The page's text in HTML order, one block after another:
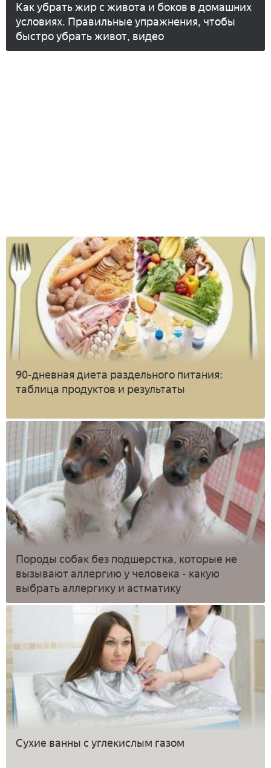
Как убрать жир с живота и боков в домашних
условиях. Правильные упражнения, чтобы
быстро убрать живот, видео
90-дневная диета раздельного питания:
таблица продуктов и результаты
Породы собак без подшерстка, которые не
вызывают аллергию у человека - какую
выбрать аллергику и астматику
Сухие ванны с углекислым газом